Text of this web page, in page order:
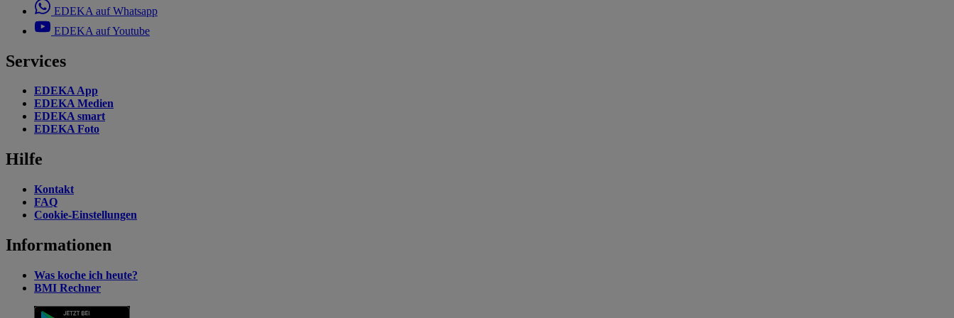
EDEKA auf Whatsapp
EDEKA auf Youtube
Services
EDEKA App
EDEKA Medien
EDEKA smart
EDEKA Foto
Hilfe
Kontakt
FAQ
Cookie-Einstellungen
Informationen
Was koche ich heute?
BMI Rechner